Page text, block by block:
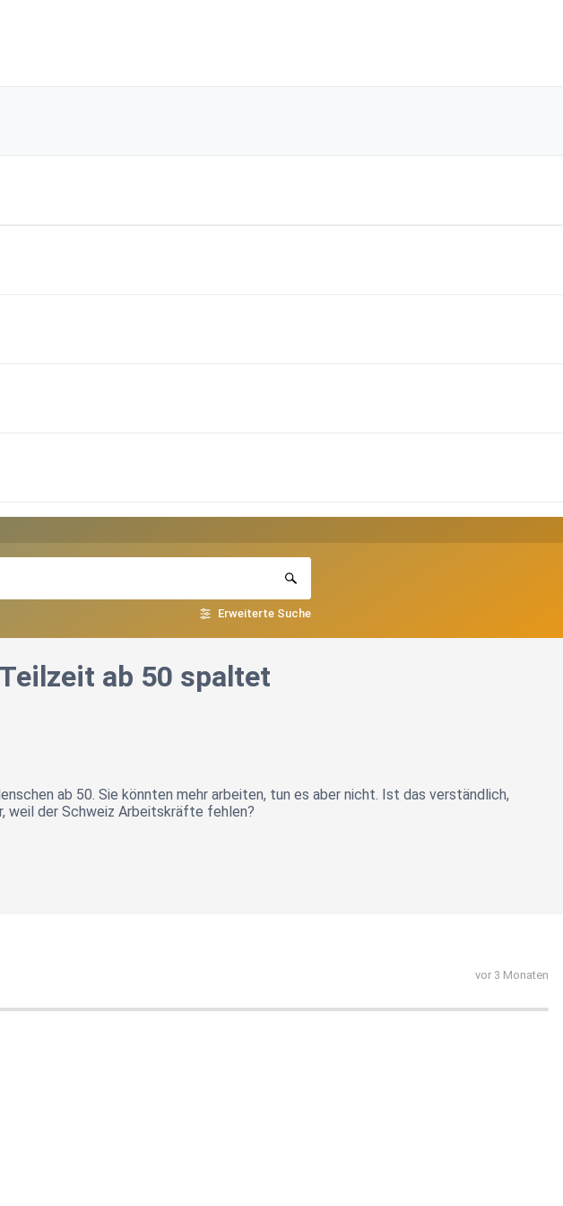
Erweiterte Suche
ab 50 spaltet
ab 50. Sie könnten mehr arbeiten, tun es aber nicht. Ist das verständlich,
weil der Schweiz Arbeitskräfte fehlen?
vor 3 Monaten